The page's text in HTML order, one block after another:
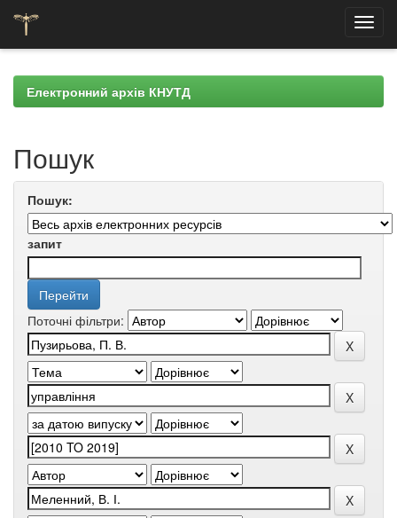
navigationЕлектронний архів КНУТД
Пошук
Пошук:
запит
Поточні фільтри: